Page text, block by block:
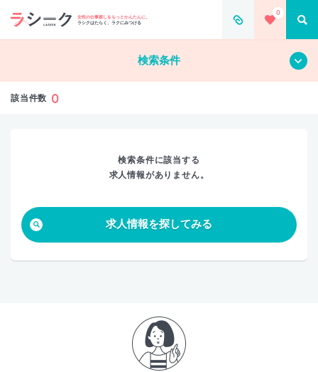
女性の仕事探しをもっとかんたんに。
ラシクはたらく、ラクにみつける
0
すべて
検索条件
該当件数 0
検索条件に該当する
求人情報がありません。
求人情報を探してみる